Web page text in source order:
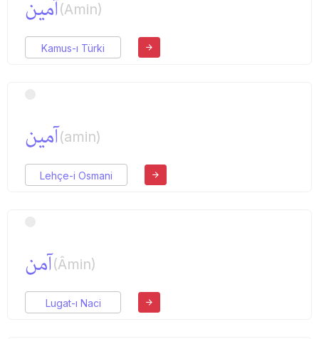
آمین(Amin)
Kamus-ı Türki
آمین(amin)
Lehçe-i Osmani
آمن(Âmin)
Lugat-ı Naci